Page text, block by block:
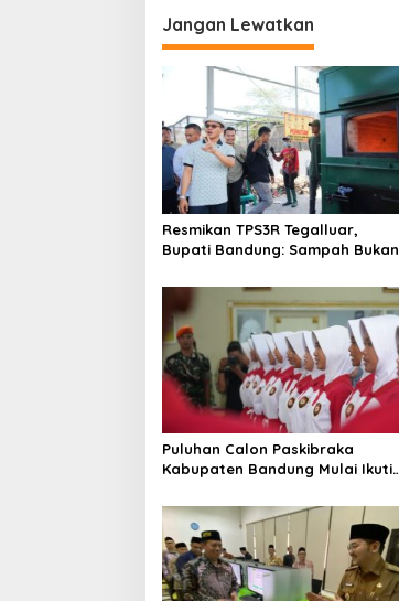
Jangan Lewatkan
Resmikan TPS3R Tegalluar,
Bupati Bandung: Sampah Bukan
Puluhan Calon Paskibraka
Kabupaten Bandung Mulai Ikuti